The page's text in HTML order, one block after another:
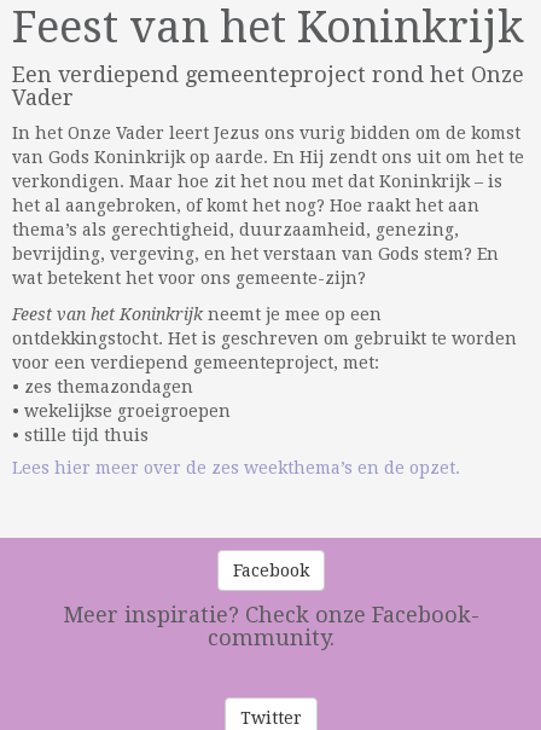
Feest van het Koninkrijk
Een verdiepend gemeenteproject rond het Onze
Vader
In het Onze Vader leert Jezus ons vurig bidden om de komst
van Gods Koninkrijk op aarde. En Hij zendt ons uit om het te
verkondigen. Maar hoe zit het nou met dat Koninkrijk – is
het al aangebroken, of komt het nog? Hoe raakt het aan
thema’s als gerechtigheid, duurzaamheid, genezing,
bevrijding, vergeving, en het verstaan van Gods stem? En
wat betekent het voor ons gemeente-zijn?
Feest van het Koninkrijkneemt je mee op een
ontdekkingstocht. Het is geschreven om gebruikt te worden
voor een verdiepend gemeenteproject, met:
• zes themazondagen
• wekelijkse groeigroepen
• stille tijd thuis
Lees hier meer over de zes weekthema’s en de opzet.
Facebook
Meer inspiratie? Check onze Facebook-
community.
Twitter